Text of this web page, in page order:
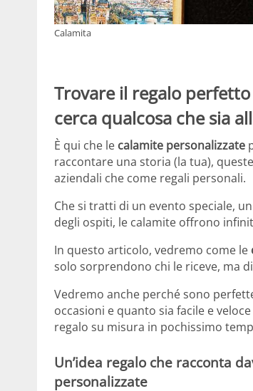
Calamita
Trovare il regalo
cerca qualcosa che sia
È qui che le calamite personalizzate
raccontare una storia (la tua),
aziendali che come regali personali.
Che si tratti di un evento speciale,
degli ospiti, le calamite offrono
In questo articolo, vedremo come le
solo sorprendono chi le riceve, ma
Vedremo anche perché sono
occasioni e quanto sia facile e
regalo su misura in pochissimo
Un’idea regalo che racconta
personalizzate